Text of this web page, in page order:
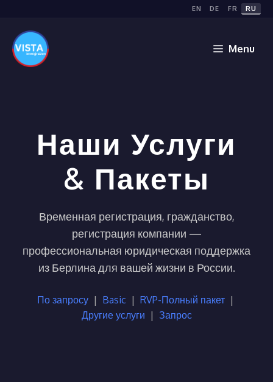
содержимому
EN DE FR RU
Menu
Наши Услуги
& Пакеты
Временная регистрация, гражданство,
регистрация компании —
профессиональная юридическая поддержка
из Берлина для вашей жизни в России.
По запросу| Basic | RVP-Полный пакет|
Другие услуги | Запрос